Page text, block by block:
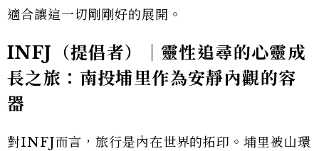
適合讓這一切剛剛好的展開。
INFJ（提倡者）｜靈性追尋的心靈成
長之旅：南投埔里作為安靜內觀的容
器
對INFJ而言，旅行是內在世界的拓印。埔里被山環